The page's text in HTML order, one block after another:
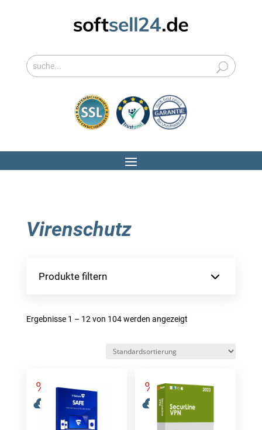
Virenschutz
Produkte filtern
Ergebnisse 1 – 12 von 104 werden angezeigt